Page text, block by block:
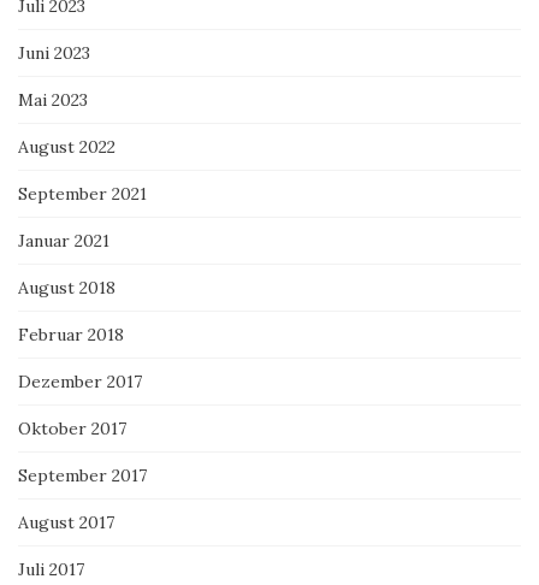
Juli 2023
Juni 2023
Mai 2023
August 2022
September 2021
Januar 2021
August 2018
Februar 2018
Dezember 2017
Oktober 2017
September 2017
August 2017
Juli 2017